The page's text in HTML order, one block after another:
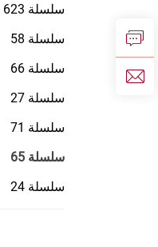
سلسلة 623
سلسلة 58
سلسلة 66
سلسلة 27
سلسلة 71
سلسلة 65
سلسلة 24